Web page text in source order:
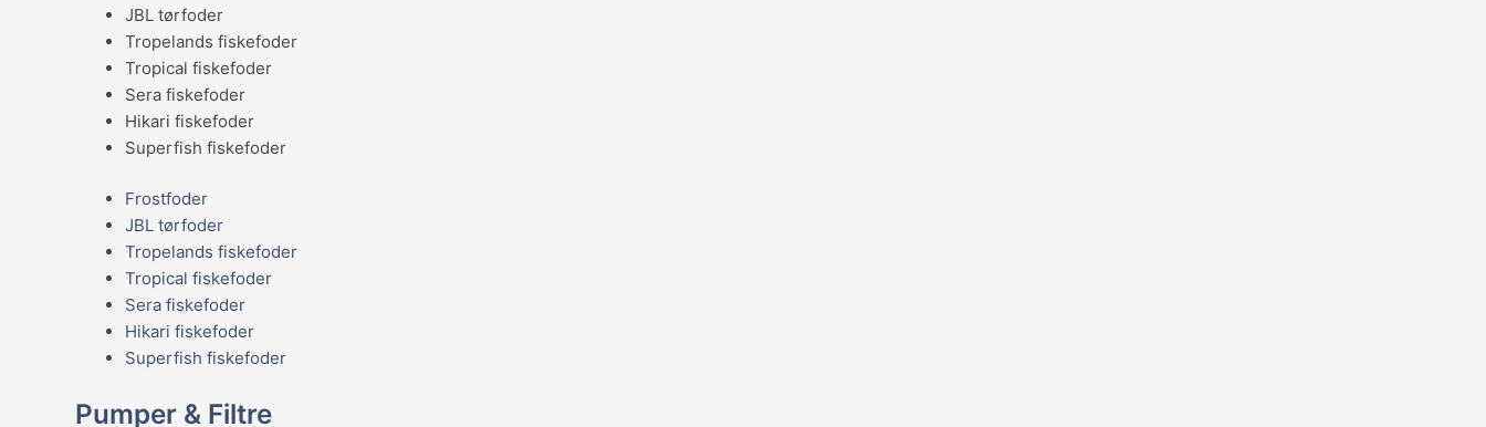
JBL tørfoder
Tropelands fiskefoder
Tropical fiskefoder
Sera fiskefoder
Hikari fiskefoder
Superfish fiskefoder
Frostfoder
JBL tørfoder
Tropelands fiskefoder
Tropical fiskefoder
Sera fiskefoder
Hikari fiskefoder
Superfish fiskefoder
Pumper & Filtre